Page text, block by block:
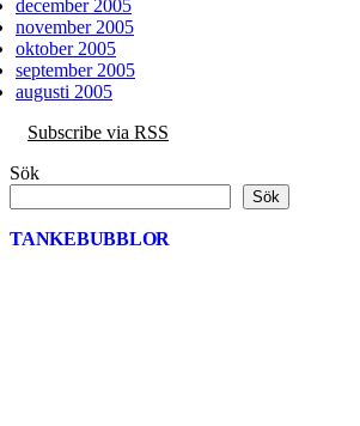
december 2005
november 2005
oktober 2005
september 2005
augusti 2005
Subscribe via RSS
Sök
Sök
TANKEBUBBLOR